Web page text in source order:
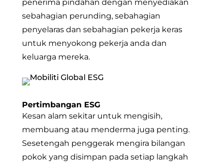
penerima pindahan dengan menyediakan
sebahagian perunding, sebahagian
penyelaras dan sebahagian pekerja keras
untuk menyokong pekerja anda dan
keluarga mereka.
Pertimbangan ESG
Kesan alam sekitar untuk mengisih,
membuang atau menderma juga penting.
Sesetengah penggerak mengira bilangan
pokok yang disimpan pada setiap langkah